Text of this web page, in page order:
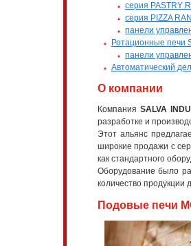
серия PASTRY
серия PIZZA
панели
Ротационные печи
панели
Автоматический
О компании
Компания SALVA
разработке и
Этот альянс
широкие продажи с
как стандартного
Оборудование было
количество продукции
Подовые печи